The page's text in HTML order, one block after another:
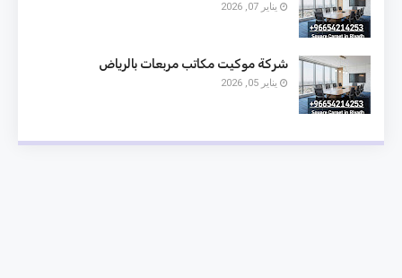
يناير 07, 2026
شركة موكيت مكاتب مربعات بالرياض
يناير 05, 2026